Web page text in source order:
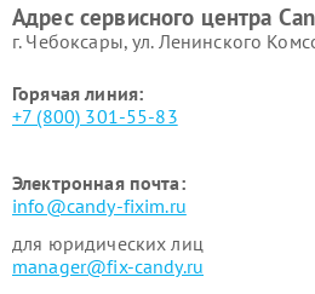
Адрес сервисного центра
г. Чебоксары, ул. Ленинского
Горячая линия:
+7 (800) 301-55-83
Электронная почта:
info@candy-fixim.ru
для юридических лиц
manager@fix-candy.ru